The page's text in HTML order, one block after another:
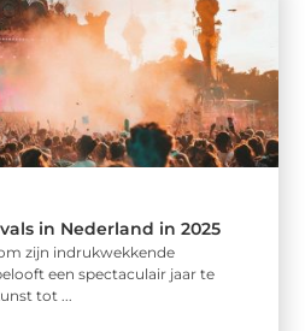
in Nederland in 2025
zijn indrukwekkende
een spectaculair jaar te
tot ...